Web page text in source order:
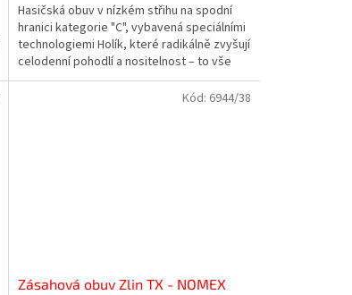
Hasičská obuv v nízkém střihu na spodní
hranici kategorie "C", vybavená speciálními
technologiemi Holík, které radikálně zvyšují
celodenní pohodlí a nositelnost – to vše
při...
Zásahová obuv Zlin TX - NOMEX
Kód: 6944/38